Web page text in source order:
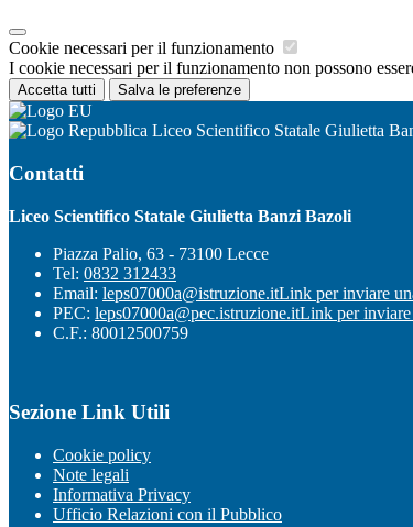
Cookie necessari per il funzionamento
I cookie necessari per il funzionamento non possono
Accetta tutti Salva le preferenze
Liceo Scientifico Statale Giulietta
Contatti
Liceo Scientifico Statale Giulietta Banzi Bazoli
Piazza Palio, 63 - 73100 Lecce
Tel: 0832 312433
Email: leps07000a@istruzione.itLink per inviare
PEC: leps07000a@pec.istruzione.itLink per inviare
C.F.: 80012500759
Sezione Link Utili
Cookie policy
Note legali
Informativa Privacy
Ufficio Relazioni con il Pubblico